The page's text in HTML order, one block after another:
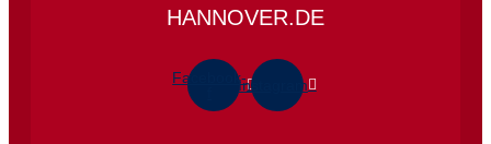
HANNOVER.DE
Facebook-Instagram